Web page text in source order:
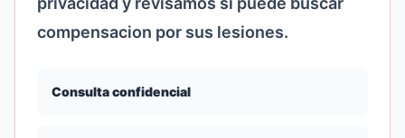
compensacion por sus lesiones.
Consulta confidencial